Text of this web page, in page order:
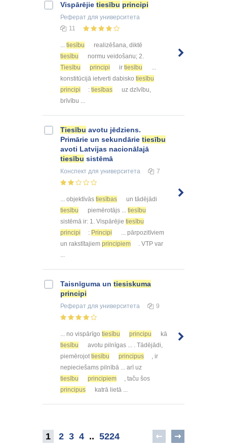
Vispārējie tiesību principi
Реферат для университета
11
... tiesību
realizēšana, diktē
tiesību
normu veidošanu; 2.
Tiesību
principi ir tiesību
...
konstitūcijā ietverti dabisko tiesību
principi
: tiesības
uz dzīvību,
brīvību ...
Tiesību avotu jēdziens.
Primārie un sekundārie tiesību
avoti Latvijas nacionālajā
tiesību sistēmā
Конспект для университета 7
... objektīvās tiesības
un tādējādi
tiesību
piemērotājs ... tiesību
sistēmā ir: 1. Vispārējie tiesību
principi
: Principi
... pārpozitīviem
un rakstītajiem principiem
. VTP var
...
Taisnīguma un tiesiskuma
principi
Реферат для университета 9
... no vispārīgo tiesību principu
kā
tiesību
avotu pilnīgas ... . Tādējādi,
piemērojottiesību principus
, ir
nepieciešams pilnībā ... arī uz
tiesību
principiem
, taču šos
principus
katrā lietā ...
1 2 3 4 .. 5224